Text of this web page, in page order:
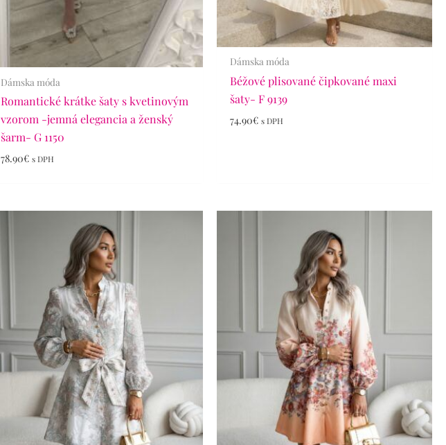
Dámska móda
Romantické krátke šaty s kvetinovým
vzorom -jemná elegancia a ženský
šarm- G 1150
78.90€ s DPH
Dámska móda
Béžové plisované čipkované maxi
šaty- F 9139
74.90€ s DPH